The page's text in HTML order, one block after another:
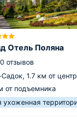
Отель Поляна
отзывов
Садок, 1.7 км от
от подъемника
ухоженная